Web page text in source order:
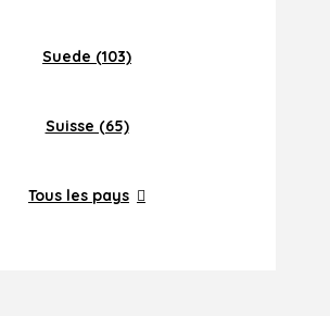
Suede (103)
Suisse (65)
Tous les pays